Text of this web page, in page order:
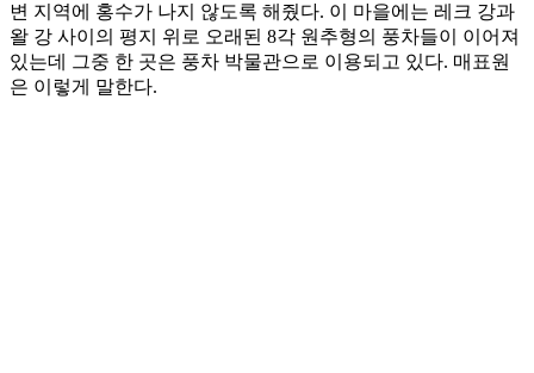
변 지역에 홍수가 나지 않도록 해줬다. 이 마을에는 레크 강과
왈 강 사이의 평지 위로 오래된 8각 원추형의 풍차들이 이어져
있는데 그중 한 곳은 풍차 박물관으로 이용되고 있다. 매표원
은 이렇게 말한다.